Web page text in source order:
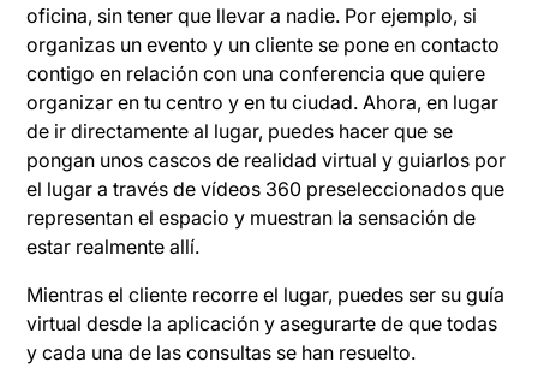
oficina, sin tener que llevar a nadie. Por ejemplo, si
organizas un evento y un cliente se pone en contacto
contigo en relación con una conferencia que quiere
organizar en tu centro y en tu ciudad. Ahora, en lugar
de ir directamente al lugar, puedes hacer que se
pongan unos cascos de realidad virtual y guiarlos por
el lugar a través de vídeos 360 preseleccionados que
representan el espacio y muestran la sensación de
estar realmente allí.
Mientras el cliente recorre el lugar, puedes ser su guía
virtual desde la aplicación y asegurarte de que todas
y cada una de las consultas se han resuelto.